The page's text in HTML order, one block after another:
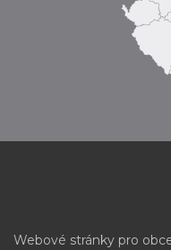
Webové stránky pro